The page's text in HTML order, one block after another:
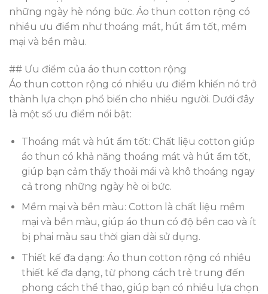
những ngày hè nóng bức. Áo thun cotton rộng có
nhiều ưu điểm như thoáng mát, hút ẩm tốt, mềm
mại và bền màu.
## Ưu điểm của áo thun cotton rộng
Áo thun cotton rộng có nhiều ưu điểm khiến nó trở
thành lựa chọn phổ biến cho nhiều người. Dưới đây
là một số ưu điểm nổi bật:
Thoáng mát và hút ẩm tốt: Chất liệu cotton giúp
áo thun có khả năng thoáng mát và hút ẩm tốt,
giúp bạn cảm thấy thoải mái và khô thoáng ngay
cả trong những ngày hè oi bức.
Mềm mại và bền màu: Cotton là chất liệu mềm
mại và bền màu, giúp áo thun có độ bền cao và ít
bị phai màu sau thời gian dài sử dụng.
Thiết kế đa dạng: Áo thun cotton rộng có nhiều
thiết kế đa dạng, từ phong cách trẻ trung đến
phong cách thể thao, giúp bạn có nhiều lựa chọn